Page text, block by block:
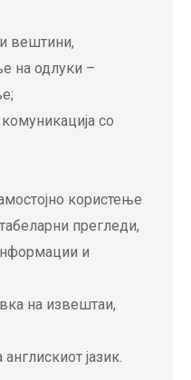
вештини,
на одлуки –
со
користење
прегледи,
и
на извештаи,
јазик.